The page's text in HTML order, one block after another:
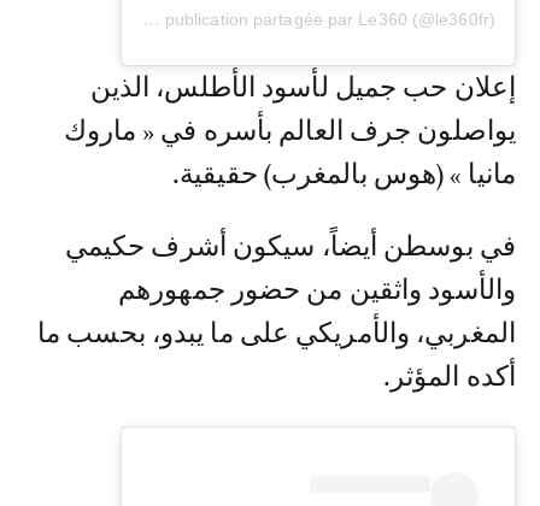
Une publication partagée par Le360 (@le360fr)
إعلان حب جميل لأسود الأطلس، الذين
يواصلون جرف العالم بأسره في « ماروك
مانيا » (هوس بالمغرب) حقيقية.
في بوسطن أيضاً، سيكون أشرف حكيمي
والأسود واثقين من حضور جمهورهم
المغربي، والأمريكي على ما يبدو، بحسب ما
أكده المؤثر.